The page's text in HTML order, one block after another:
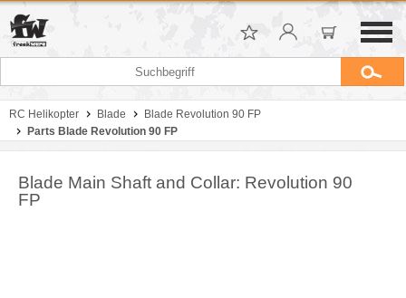
RC Helikopter Blade
Blade Revolution 90 FP
Parts Blade Revolution 90 FP
Blade Main Shaft and Collar: Revolution 90
FP